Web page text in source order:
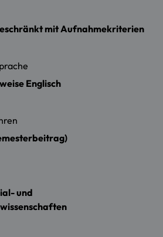
mit Aufnahmekriterien
Englisch
und